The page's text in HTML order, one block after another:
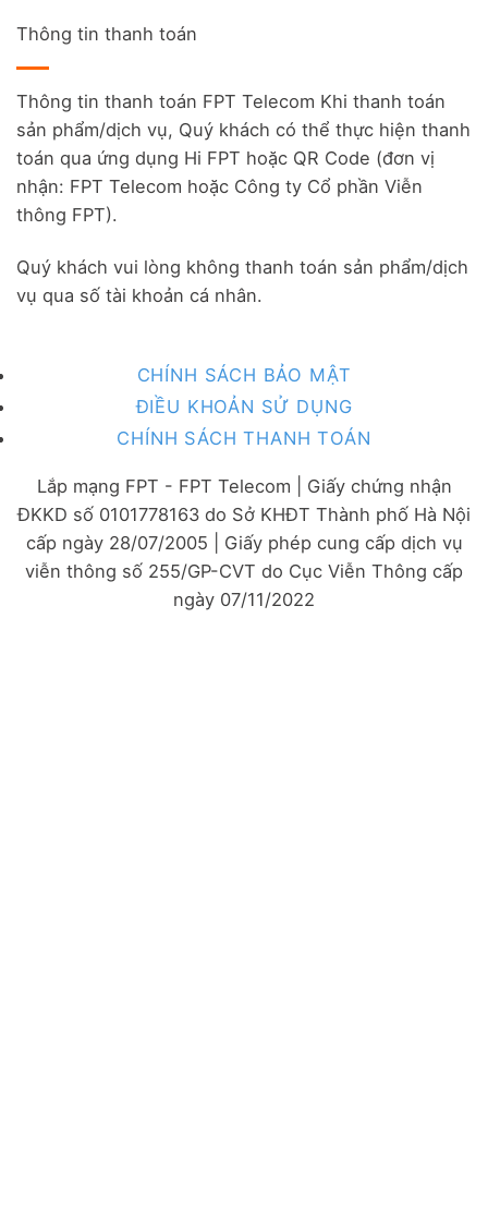
Thông tin thanh toán
Thông tin thanh toán FPT Telecom Khi thanh toán
sản phẩm/dịch vụ, Quý khách có thể thực hiện thanh
toán qua ứng dụng Hi FPT hoặc QR Code (đơn vị
nhận: FPT Telecom hoặc Công ty Cổ phần Viễn
thông FPT).
Quý khách vui lòng không thanh toán sản phẩm/dịch
vụ qua số tài khoản cá nhân.
CHÍNH SÁCH BẢO MẬT
ĐIỀU KHOẢN SỬ DỤNG
CHÍNH SÁCH THANH TOÁN
Lắp mạng FPT - FPT Telecom | Giấy chứng nhận
ĐKKD số 0101778163 do Sở KHĐT Thành phố Hà Nội
cấp ngày 28/07/2005 | Giấy phép cung cấp dịch vụ
viễn thông số 255/GP-CVT do Cục Viễn Thông cấp
ngày 07/11/2022